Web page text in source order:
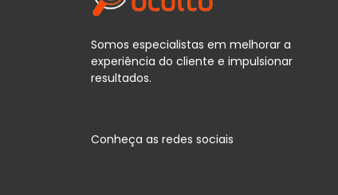
Somos especialistas em melhorar a
experiência do cliente e impulsionar
resultados.
Conheça as redes sociais